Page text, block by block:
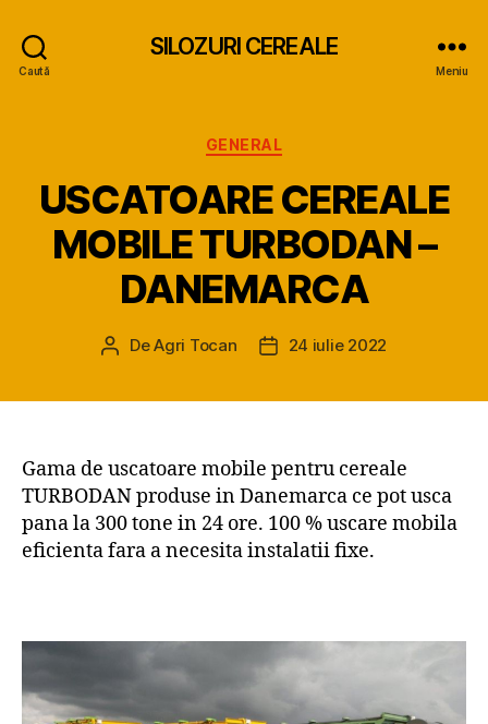
Caută
SILOZURI CEREALE
Meniu
Categorii
GENERAL
USCATOARE CEREALE
MOBILE TURBODAN –
DANEMARCA
Autor
DeAgri Tocan
Dată24 iulie 2022
Gama de uscatoare mobile pentru cereale
TURBODAN produse in Danemarca ce pot usca
pana la 300 tone in 24 ore. 100 % uscare mobila
eficienta fara a necesita instalatii fixe.